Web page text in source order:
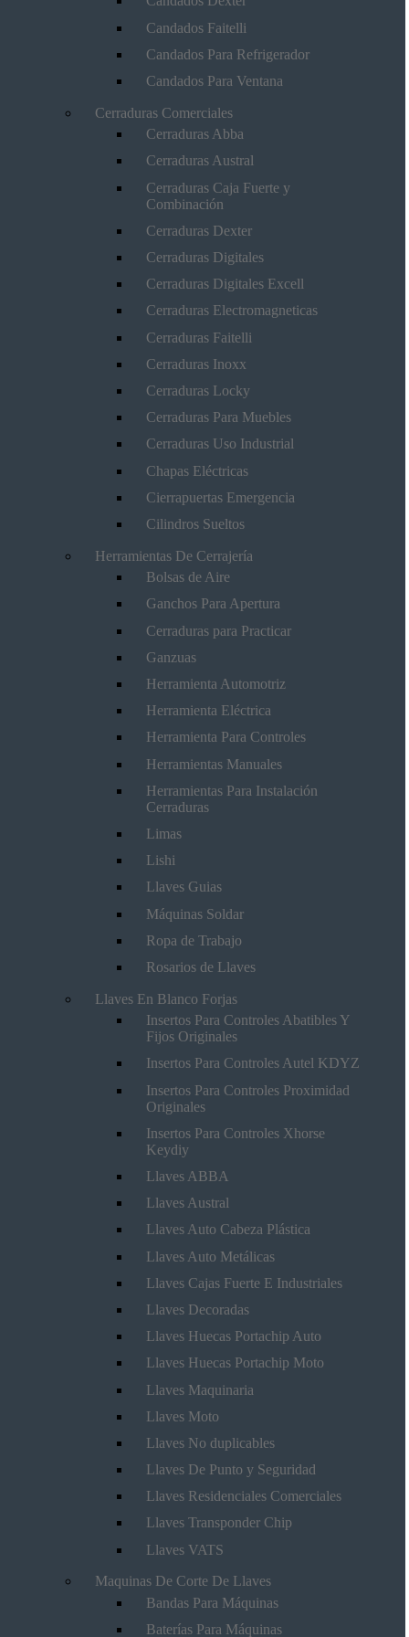
Candados Faitelli
Candados Para Refrigerador
Candados Para Ventana
Cerraduras Comerciales
Cerraduras Abba
Cerraduras Austral
Cerraduras Caja Fuerte y
Combinación
Cerraduras Dexter
Cerraduras Digitales
Cerraduras Digitales Excell
Cerraduras Electromagneticas
Cerraduras Faitelli
Cerraduras Inoxx
Cerraduras Locky
Cerraduras Para Muebles
Cerraduras Uso Industrial
Chapas Eléctricas
Cierrapuertas Emergencia
Cilindros Sueltos
Herramientas De Cerrajería
Bolsas de Aire
Ganchos Para Apertura
Cerraduras para Practicar
Ganzuas
Herramienta Automotriz
Herramienta Eléctrica
Herramienta Para Controles
Herramientas Manuales
Herramientas Para Instalación
Cerraduras
Limas
Lishi
Llaves Guias
Máquinas Soldar
Ropa de Trabajo
Rosarios de Llaves
Llaves En Blanco Forjas
Insertos Para Controles Abatibles Y
Fijos Originales
Insertos Para Controles Autel KDYZ
Insertos Para Controles Proximidad
Originales
Insertos Para Controles Xhorse
Keydiy
Llaves ABBA
Llaves Austral
Llaves Auto Cabeza Plástica
Llaves Auto Metálicas
Llaves Cajas Fuerte E Industriales
Llaves Decoradas
Llaves Huecas Portachip Auto
Llaves Huecas Portachip Moto
Llaves Maquinaria
Llaves Moto
Llaves No duplicables
Llaves De Punto y Seguridad
Llaves Residenciales Comerciales
Llaves Transponder Chip
Llaves VATS
Maquinas De Corte De Llaves
Bandas Para Máquinas
Baterías Para Máquinas